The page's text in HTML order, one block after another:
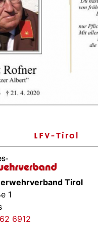
LFV-Tirol
Tirol
1
6912